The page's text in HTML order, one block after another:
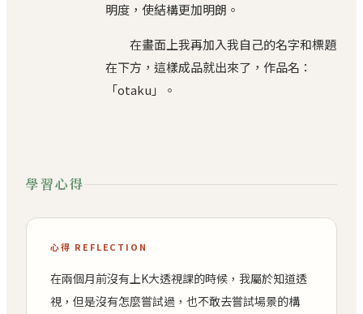
明度，使結構更加明朗。
在畫面上我再加入我自己的名字和標題
在下方，這樣成品就出來了，作品名：
「otaku」。
學習心得
心得 REFLECTION
在兩個月前沒有上K大透視課的時候，我屬於知道透
視，但是沒有怎麼嘗試過，也不敢去嘗試場景的構